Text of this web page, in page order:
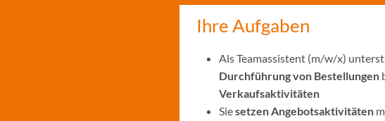
Ihre Aufgaben
Als Teamassistent (m/w/x)
Durchführung von Bestellungen
Verkaufsaktivitäten
SiesetzenAngebotsaktivitäten